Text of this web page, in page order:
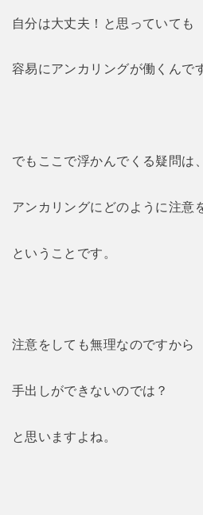
自分は大丈夫！と思っていても
容易にアンカリングが働くんで
でもここで浮かんでくる疑問は、
アンカリングにどのように注意
ということです。
注意をしても無理なのですから
手出しができないのでは？
と思いますよね。